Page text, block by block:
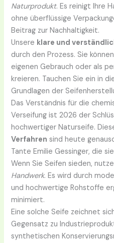
Naturprodukt. Es reinigt Ihre
ohne überflüssige
Beitrag zur Nachhaltigkeit.
Unsere klare und
durch den Prozess. Sie
eigenen Gebrauch oder als
kreieren. Tauchen Sie ein in
Grundlagen der
Das Verständnis für die
Verseifung ist 2026 der
hochwertiger Naturseife.
Verfahren sind heute
Tante Emilie Gessinger, die
Wenn Sie Seifen sieden,
Handwerk. Es wird durch
und hochwertige Rohstoffe
minimiert.
Eine solche Seife zeichnet
Gegensatz zu
synthetischen